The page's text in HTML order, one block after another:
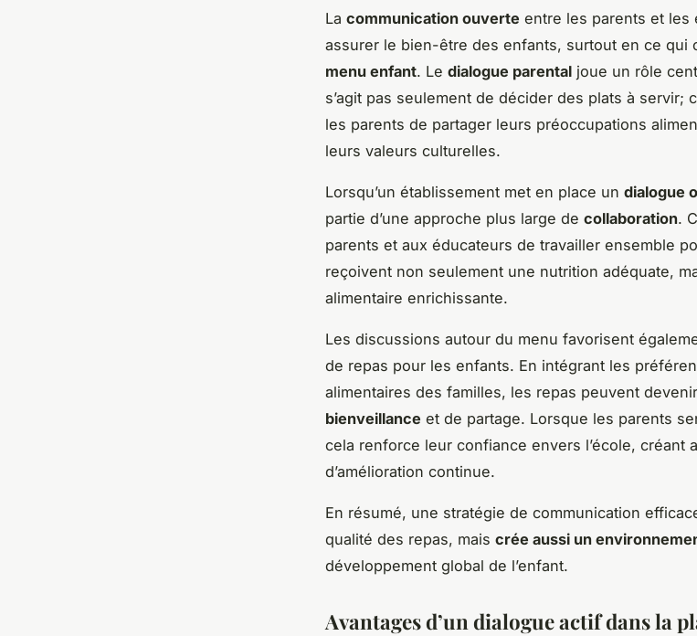
La communication ouverte entre les parents et les
assurer le bien-être des enfants, surtout en ce qui
menu enfant. Le dialogue parental joue un rôle
s’agit pas seulement de décider des plats à servir;
les parents de partager leurs préoccupations
leurs valeurs culturelles.
Lorsqu’un établissement met en place un dialogue
partie d’une approche plus large de collaboration.
parents et aux éducateurs de travailler ensemble
reçoivent non seulement une nutrition adéquate,
alimentaire enrichissante.
Les discussions autour du menu favorisent
de repas pour les enfants. En intégrant les
alimentaires des familles, les repas peuvent
bienveillance et de partage. Lorsque les parents
cela renforce leur confiance envers l’école, créant
d’amélioration continue.
En résumé, une stratégie de communication
qualité des repas, mais crée aussi un
développement global de l’enfant.
Avantages d’un dialogue actif dans la